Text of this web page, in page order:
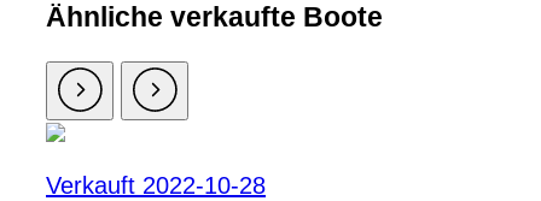
Ähnliche verkaufte Boote
Verkauft 2022-10-28